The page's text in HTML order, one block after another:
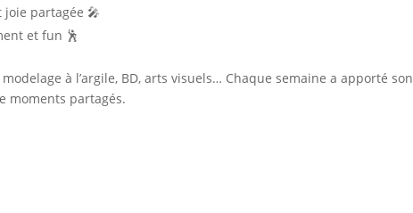
joie partagée 🎤
et fun 🕺
à l’argile, BD, arts visuels… Chaque semaine a apporté son
moments partagés.